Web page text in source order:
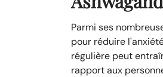
Parmi ses
pour réduire
régulière peut
rapport aux